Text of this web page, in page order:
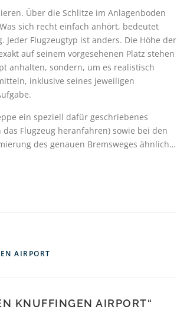
Über die Schlitze im Anlagenboden
sich recht einfach anhört, bedeutet
Flugzeugtyp ist anders. Die Höhe der
auf seinem vorgesehenen Platz stehen
anhalten, sondern, um es realistisch
inklusive seines jeweiligen
ein speziell dafür geschriebenes
Flugzeug heranfahren) sowie bei den
des genauen Bremsweges ähnlich…
AIRPORT
KNUFFINGEN AIRPORT“